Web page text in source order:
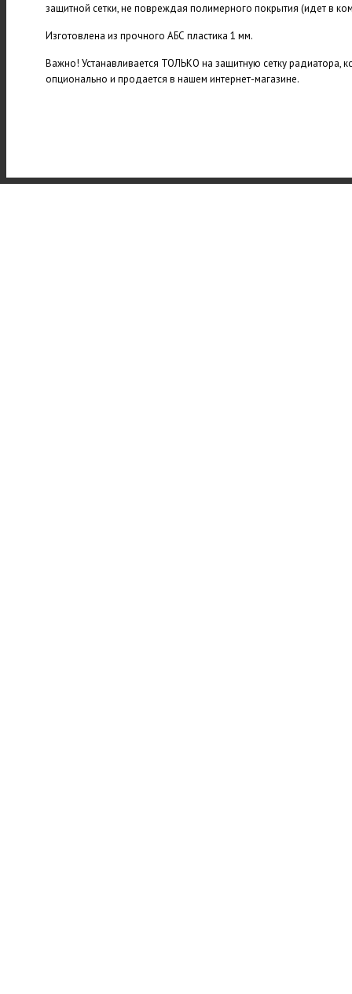
защитной сетки, не повреждая полимерного покрытия (идет в
Изготовлена из прочного АБС пластика 1 мм.
Важно! Устанавливается ТОЛЬКО на защитную сетку радиатора,
опционально и продается в нашем интернет-магазине.